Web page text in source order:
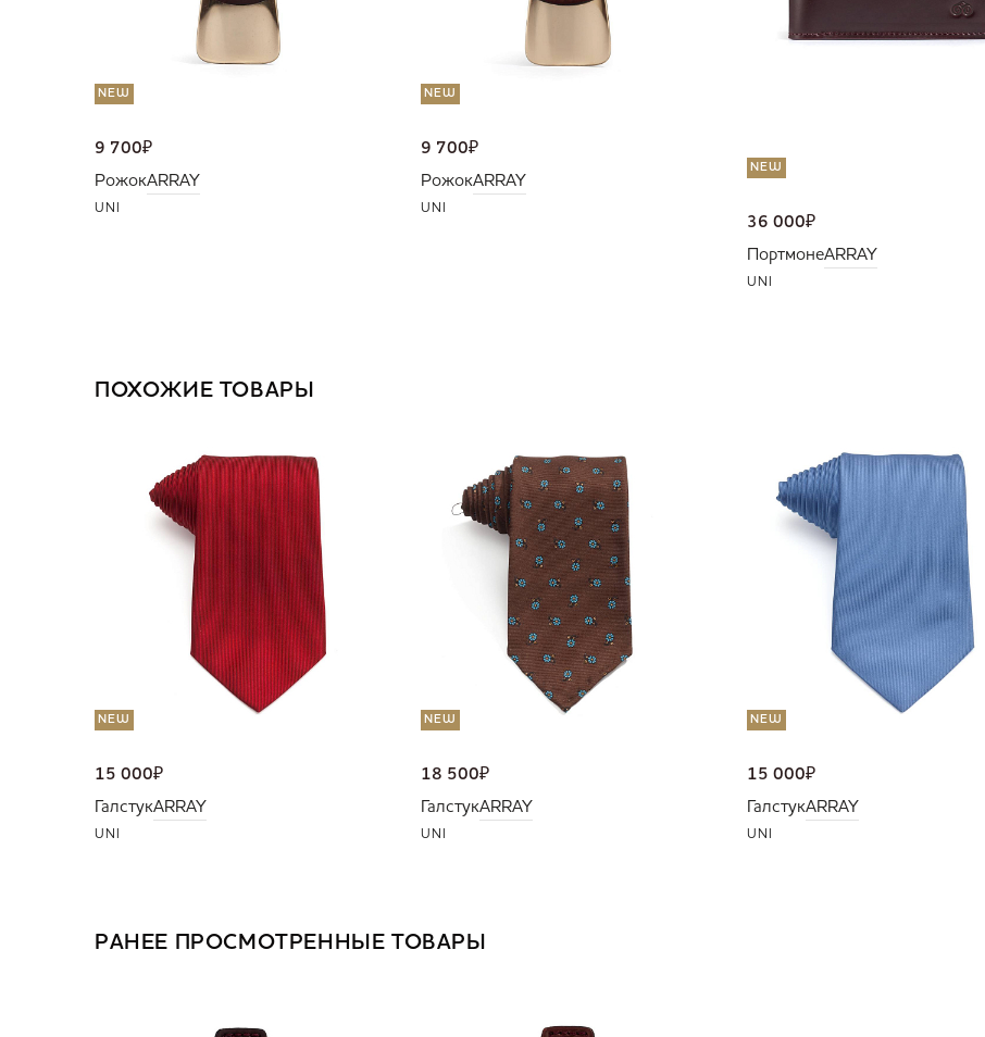
NEW
9 700₽
РожокARRAY
UNI
NEW
9 700₽
РожокARRAY
UNI
NEW
36 000₽
ПортмонеARRAY
UNI
ПОХОЖИЕ ТОВАРЫ
NEW
15 000₽
ГалстукARRAY
UNI
NEW
18 500₽
ГалстукARRAY
UNI
NEW
15 000₽
ГалстукARRAY
UNI
РАНЕЕ ПРОСМОТРЕННЫЕ ТОВАРЫ